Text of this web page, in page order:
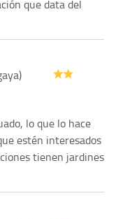
que data del
lo que lo hace
estén interesados
tienen jardines